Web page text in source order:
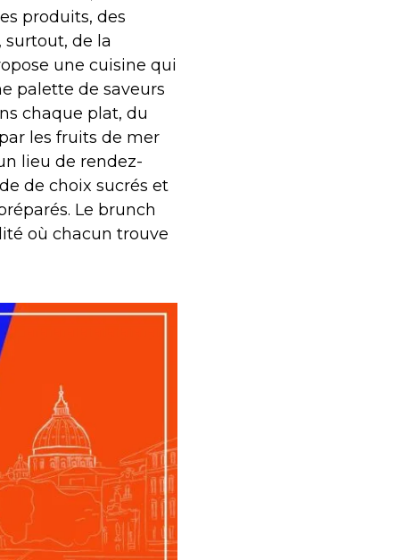
produits, des
de la
une cuisine qui
palette de saveurs
chaque plat, du
les fruits de mer
lieu de rendez-
de choix sucrés et
Le brunch
où chacun trouve